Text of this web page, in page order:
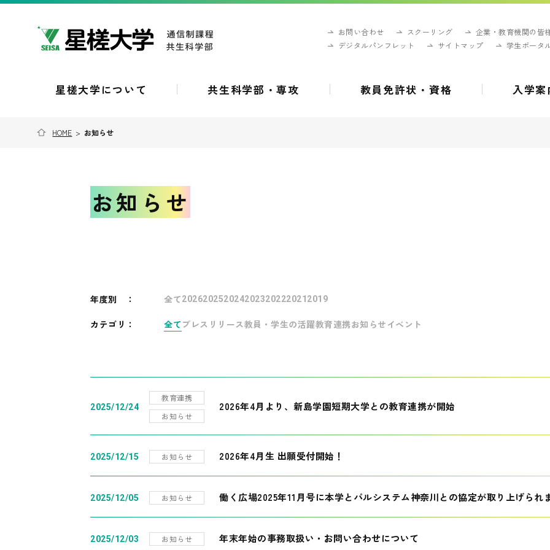
お問い合わせ スクーリング
企業・教育機関の皆
デジタルパンフレット
サイトマップ 学生ポータ
星槎大学について 共生科学部・専攻 教員免許状・資格 入学案
HOME > お知らせ
お知らせ
年度別 ： 全て202620252024202320222021 2019
カテゴリ： 全て プレスリリース教員・学生の活躍教育連携お知らせ イベント
2025/12/24
教育連携
お知らせ
2026年4月より、新島学園短期大学との教育連携が開始
2025/12/15 お知らせ 2026年4月生 出願受付開始！
2025/12/05 お知らせ 働く広場2025年11月号に本学とパルシステム神奈川との協定が取り上げられ
2025/12/03 お知らせ 年末年始の事務取扱い・お問い合わせについて